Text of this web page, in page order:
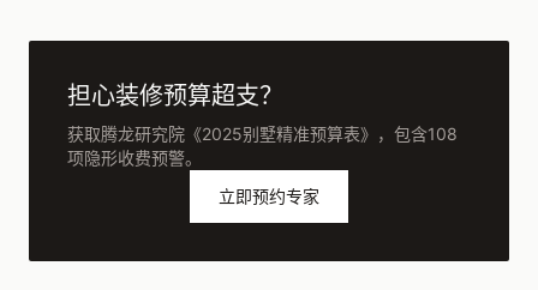
担心装修预算超支？
获取腾龙研究院《2025别墅精准预算表》，包含108
项隐形收费预警。
立即预约专家